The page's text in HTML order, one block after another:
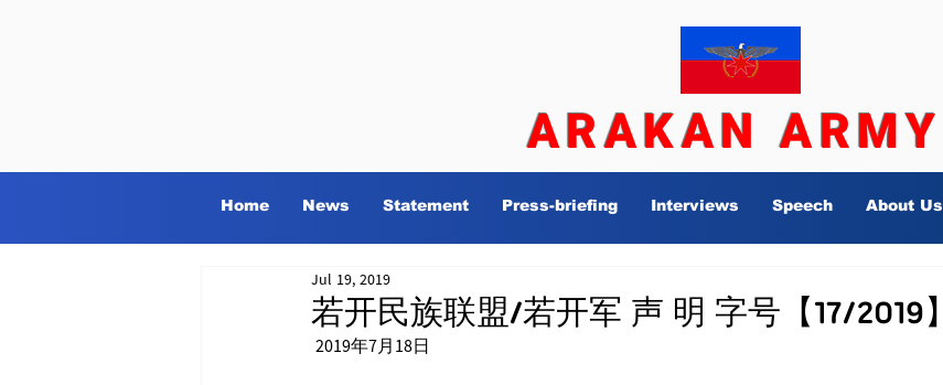
若开民族联盟/若开军 声 明 字号【17/2019】
Jul 19, 2019
2019年7月18日
Home News Statement Press-briefing Interviews Speech About Us
ARAKAN ARMY